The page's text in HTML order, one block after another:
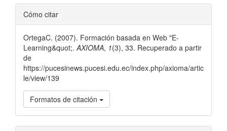
Detalles
del
artículo
Cómo citar
OrtegaC. (2007). Formación basada en Web "E-
Learning&quot;.AXIOMA, 1(3), 33. Recuperado a partir
de
https://pucesinews.pucesi.edu.ec/index.php/axioma/artic
le/view/139
Formatos de citación